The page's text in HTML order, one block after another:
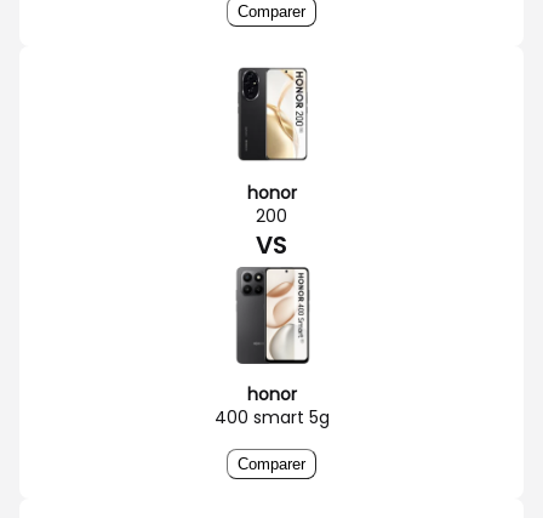
Comparer
honor
200
VS
honor
400 smart 5g
Comparer